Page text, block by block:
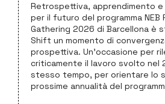
Retrospettiva, apprendimento
per il futuro del programma NEB
Gathering 2026 di Barcellona è
Shift un momento di
prospettiva. Un’occasione per
criticamente il lavoro svolto nel
stesso tempo, per orientare lo
prossime annualità del